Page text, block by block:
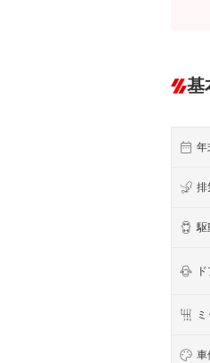
基
年
排
駆
車